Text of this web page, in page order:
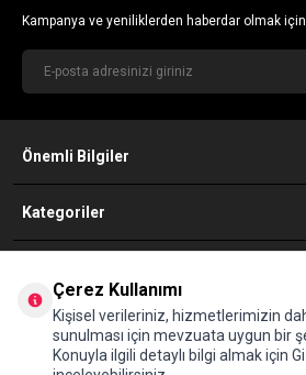
Kampanya ve yeniliklerden haberdar olmak
Önemli Bilgiler
Kategoriler
08502010352
Adres
Çerez Kullanımı
Kişisel verileriniz, hizmetlerimizin
sunulması için mevzuata uygun bir
Konuyla ilgili detaylı bilgi almak için